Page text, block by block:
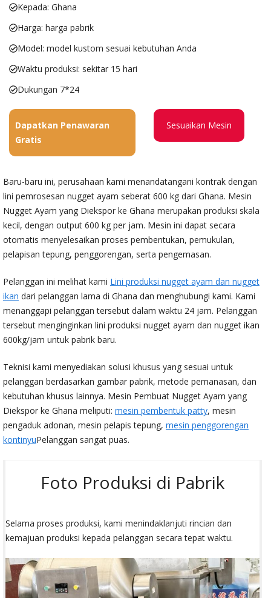
Kepada: Ghana
Harga: harga pabrik
Model: model kustom sesuai kebutuhan Anda
Waktu produksi: sekitar 15 hari
Dukungan 7*24
Dapatkan Penawaran
Gratis
Sesuaikan Mesin
Baru-baru ini, perusahaan kami menandatangani kontrak dengan
lini pemrosesan nugget ayam seberat 600 kg dari Ghana. Mesin
Nugget Ayam yang Diekspor ke Ghana merupakan produksi skala
kecil, dengan output 600 kg per jam. Mesin ini dapat secara
otomatis menyelesaikan proses pembentukan, pemukulan,
pelapisan tepung, penggorengan, serta pengemasan.
Pelanggan ini melihat kami Lini produksi nugget ayam dan nugget
ikan dari pelanggan lama di Ghana dan menghubungi kami. Kami
menanggapi pelanggan tersebut dalam waktu 24 jam. Pelanggan
tersebut menginginkan lini produksi nugget ayam dan nugget ikan
600kg/jam untuk pabrik baru.
Teknisi kami menyediakan solusi khusus yang sesuai untuk
pelanggan berdasarkan gambar pabrik, metode pemanasan, dan
kebutuhan khusus lainnya. Mesin Pembuat Nugget Ayam yang
Diekspor ke Ghana meliputi: mesin pembentuk patty, mesin
pengaduk adonan, mesin pelapis tepung, mesin penggorengan
kontinyuPelanggan sangat puas.
Foto Produksi di Pabrik
Selama proses produksi, kami menindaklanjuti rincian dan
kemajuan produksi kepada pelanggan secara tepat waktu.